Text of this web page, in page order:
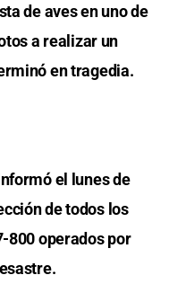
de aves en uno de
a realizar un
en tragedia.
el lunes de
de todos los
800 operados por